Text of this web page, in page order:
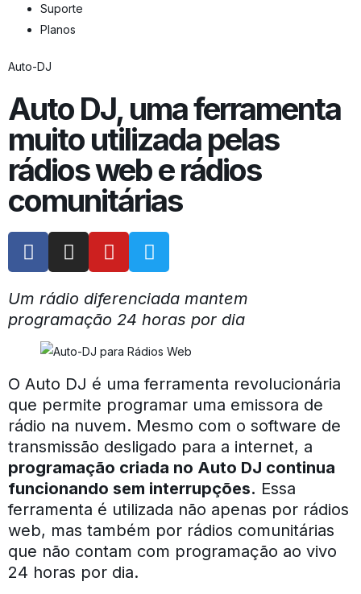
Suporte
Planos
Auto-DJ
Auto DJ, uma ferramenta
muito utilizada pelas
rádios web e rádios
comunitárias
Um rádio diferenciada mantem
programação 24 horas por dia
O Auto DJ é uma ferramenta revolucionária
que permite programar uma emissora de
rádio na nuvem. Mesmo com o software de
transmissão desligado para a internet, a
programação criada no Auto DJ continua
funcionando sem interrupções. Essa
ferramenta é utilizada não apenas por rádios
web, mas também por rádios comunitárias
que não contam com programação ao vivo
24 horas por dia.